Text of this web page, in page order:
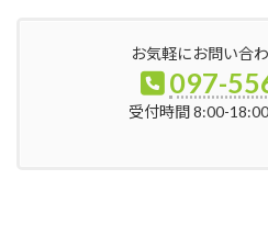
お気軽にお問い合
097-
受付時間 8:00-